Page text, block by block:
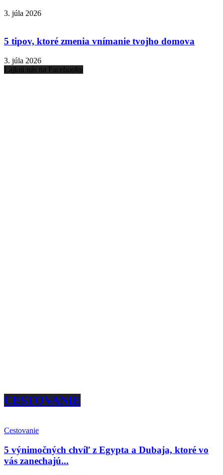
3. júla 2026
5 tipov, ktoré zmenia vnímanie tvojho domova
3. júla 2026
Lajkni nás na Facebooku
CESTOVANIE
Cestovanie
5 výnimočných chvíľ z Egypta a Dubaja, ktoré vo
vás zanechajú...